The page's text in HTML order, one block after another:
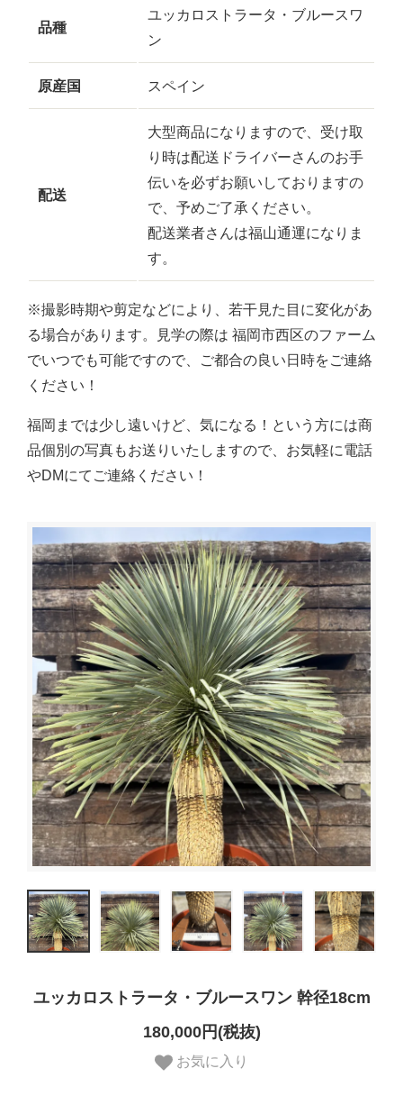
品種
ユッカロストラータ・ブルースワ
ン
原産国 スペイン
配送
大型商品になりますので、受け取
り時は配送ドライバーさんのお手
伝いを必ずお願いしておりますの
で、予めご了承ください。
配送業者さんは福山通運になりま
す。
※撮影時期や剪定などにより、若干見た目に変化があ
る場合があります。見学の際は 福岡市西区のファーム
でいつでも可能ですので、ご都合の良い日時をご連絡
ください！
福岡までは少し遠いけど、気になる！という方には商
品個別の写真もお送りいたしますので、お気軽に電話
やDMにてご連絡ください！
ユッカロストラータ・ブルースワン 幹径18cm
180,000円(税抜)
お気に入り